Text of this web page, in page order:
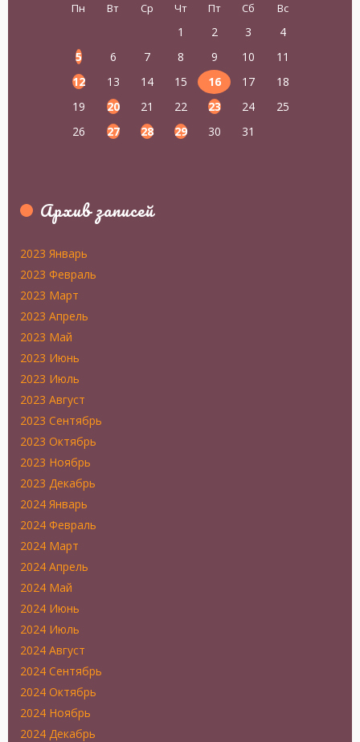
Пн Вт Ср Чт Пт Сб Вс
1 2 3
4
5
6 7 8 9 10
11
12
13 14 15 16 17
18
19
20 21 22 23 24
25
26
27 28 29 30 31
Архив записей
2023 Январь
2023 Февраль
2023 Март
2023 Апрель
2023 Май
2023 Июнь
2023 Июль
2023 Август
2023 Сентябрь
2023 Октябрь
2023 Ноябрь
2023 Декабрь
2024 Январь
2024 Февраль
2024 Март
2024 Апрель
2024 Май
2024 Июнь
2024 Июль
2024 Август
2024 Сентябрь
2024 Октябрь
2024 Ноябрь
2024 Декабрь